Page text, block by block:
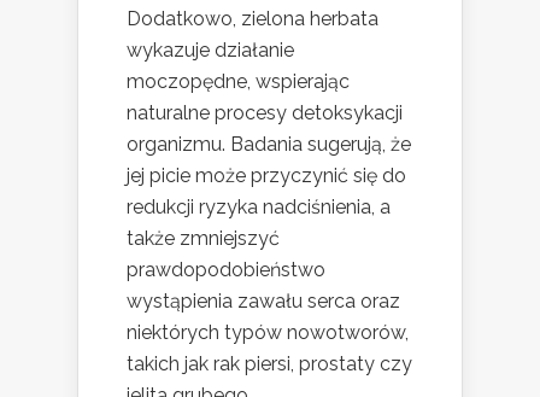
Dodatkowo, zielona herbata
wykazuje działanie
moczopędne, wspierając
naturalne procesy detoksykacji
organizmu. Badania sugerują, że
jej picie może przyczynić się do
redukcji ryzyka nadciśnienia, a
także zmniejszyć
prawdopodobieństwo
wystąpienia zawału serca oraz
niektórych typów nowotworów,
takich jak rak piersi, prostaty czy